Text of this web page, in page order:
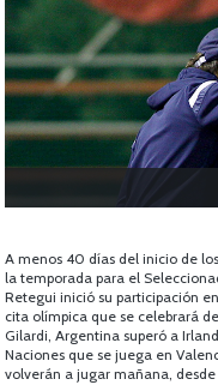
A menos 40 días del inicio de
la temporada para el
Retegui inició su participación
cita olímpica que se celebrará
Gilardi, Argentina superó a
Naciones que se juega en
volverán a jugar mañana, desde